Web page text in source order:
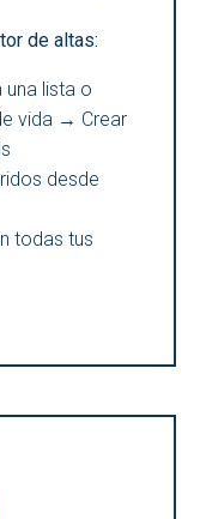
de altas:
una lista o
vida → Crear
desde
todas tus